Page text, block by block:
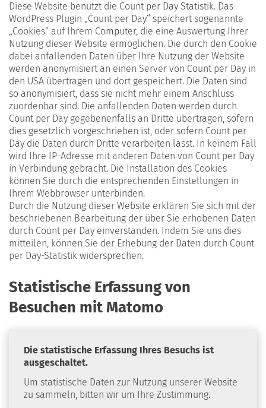
Diese Website benutzt die Count per Day Statistik. Das
WordPress Plugin „Count per Day“ speichert sogenannte
„Cookies“ auf Ihrem Computer, die eine Auswertung Ihrer
Nutzung dieser Website ermöglichen. Die durch den Cookie
dabei anfallenden Daten über Ihre Nutzung der Website
werden anonymisiert an einen Server von Count per Day in
den USA übertragen und dort gespeichert. Die Daten sind
so anonymisiert, dass sie nicht mehr einem Anschluss
zuordenbar sind. Die anfallenden Daten werden durch
Count per Day gegebenenfalls an Dritte übertragen, sofern
dies gesetzlich vorgeschrieben ist, oder sofern Count per
Day die Daten durch Dritte verarbeiten lässt. In keinem Fall
wird Ihre IP-Adresse mit anderen Daten von Count per Day
in Verbindung gebracht. Die Installation des Cookies
können Sie durch die entsprechenden Einstellungen in
Ihrem Webbrowser unterbinden.
Durch die Nutzung dieser Website erklären Sie sich mit der
beschriebenen Bearbeitung der über Sie erhobenen Daten
durch Count per Day einverstanden. Indem Sie uns dies
mitteilen, können Sie der Erhebung der Daten durch Count
per Day-Statistik widersprechen.
Statistische Erfassung von
Besuchen mit Matomo
Die statistische Erfassung Ihres Besuchs ist
ausgeschaltet.
Um statistische Daten zur Nutzung unserer Website
zu sammeln, bitten wir um Ihre Zustimmung.